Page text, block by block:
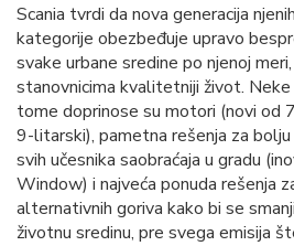
Scania tvrdi da nova generacija
kategorije obezbeđuje upravo
svake urbane sredine po njenoj
stanovnicima kvalitetniji život.
tome doprinose su motori (novi od
9-litarski), pametna rešenja za
svih učesnika saobraćaja u gradu
Window) i najveća ponuda rešenja
alternativnih goriva kako bi se
životnu sredinu, pre svega emisija